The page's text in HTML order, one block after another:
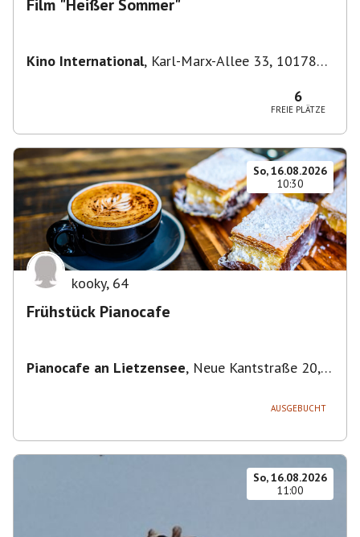
Film "Heißer Sommer"
Kino International, Karl-Marx-Allee 33, 10178
6
FREIE PLÄTZE
So, 16.08.2026
10:30
kooky, 64
Frühstück Pianocafe
Pianocafe an Lietzensee, Neue Kantstraße 20,
AUSGEBUCHT
So, 16.08.2026
11:00